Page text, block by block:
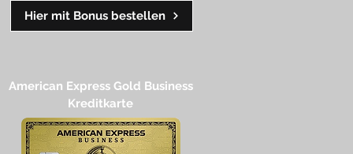
Hier mit Bonus bestellen
American Express Gold Business
Kreditkarte​